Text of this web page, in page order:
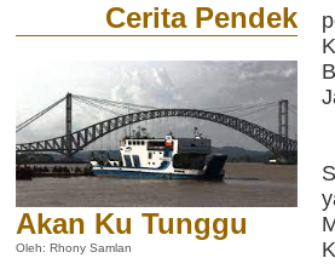
Cerita Pendek
Akan Ku Tunggu
Oleh: Rhony Samlan